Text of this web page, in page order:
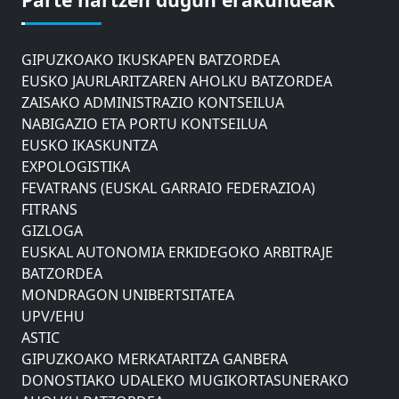
DONOSTIAKO UDALEKO MUGIKORTASUNERAKO
GIPUZKOAKO IKUSKAPEN BATZORDEA
EUSKO JAURLARITZAREN AHOLKU BATZORDEA
ZAISAKO ADMINISTRAZIO KONTSEILUA
NABIGAZIO ETA PORTU KONTSEILUA
EUSKO IKASKUNTZA
EXPOLOGISTIKA
FEVATRANS (EUSKAL GARRAIO FEDERAZIOA)
FITRANS
GIZLOGA
EUSKAL AUTONOMIA ERKIDEGOKO ARBITRAJE
BATZORDEA
MONDRAGON UNIBERTSITATEA
UPV/EHU
ASTIC
GIPUZKOAKO MERKATARITZA GANBERA
DONOSTIAKO UDALEKO MUGIKORTASUNERAKO